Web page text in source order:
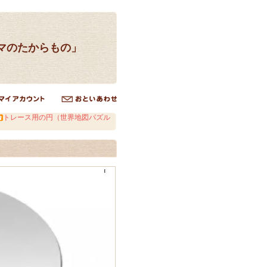
たからもの」
トレース用の円（世界地図パズル